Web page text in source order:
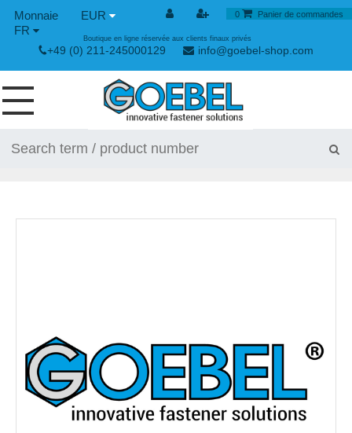
FR
EUR 0 Panier de commandes
+49 (0) 211-245000129 info@goebel-shop.com
Boutique en ligne réservée aux clients finaux privés
VIS
QUINCAILLERIE
COLLER ET ISOLER
EPI ÉQUIPEMENT